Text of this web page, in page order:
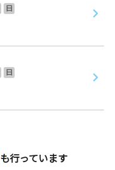
日
日
も行っています